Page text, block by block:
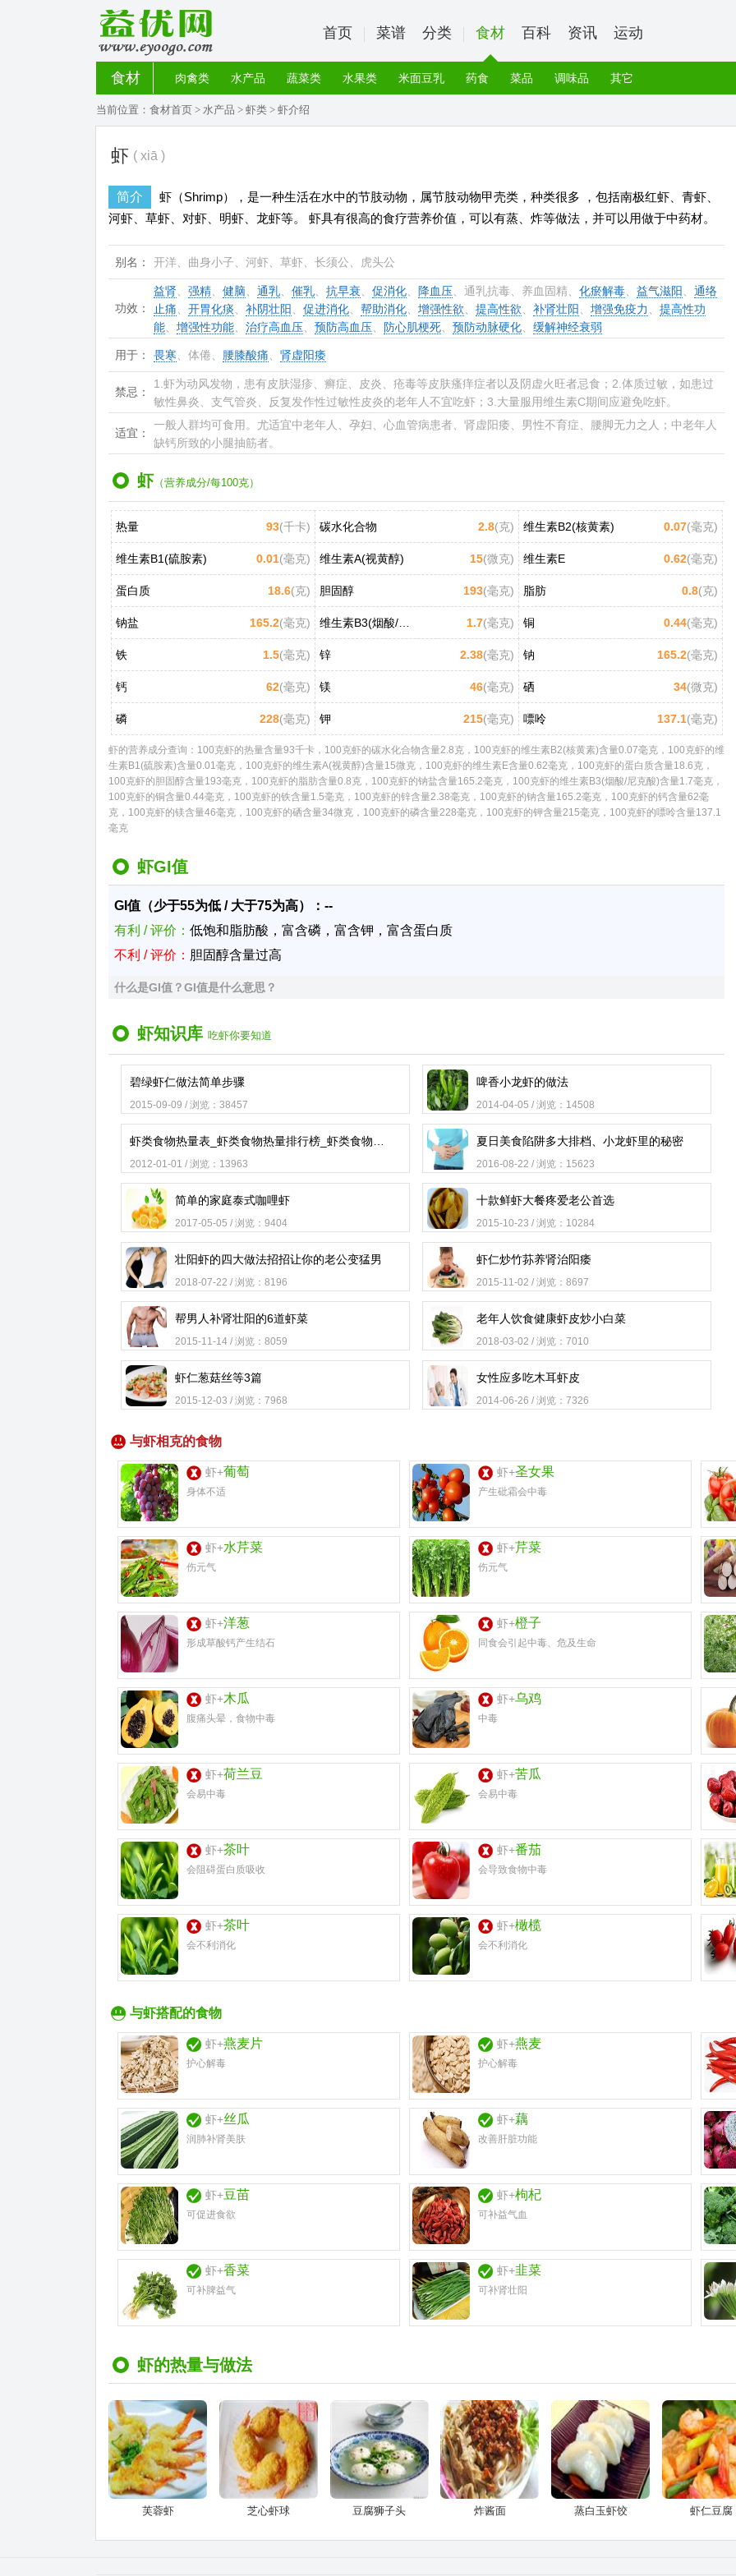
首页 菜谱 分类 食材 百科 资讯 运动
食材 肉禽类 水产品 蔬菜类 水果类 米面豆乳 药食 菜品 调味品 其它
当前位置： 食材首页 > 水产品 > 虾类 > 虾介绍
虾 ( xiā )
简介
虾（Shrimp），是一种生活在水中的节肢动物，属节肢动物甲壳类，种类很多 ，包括南极红虾、青虾、
河虾、草虾、对虾、明虾、龙虾等。 虾具有很高的食疗营养价值，可以有蒸、炸等做法，并可以用做于中药材。
别名： 开洋、曲身小子、河虾、草虾、长须公、虎头公
功效：
益肾 强精 健脑 通乳 催乳 抗早衰 促消化 降血压 、通乳抗毒、养血固精、 化瘀解毒 益气滋阳
通络
止痛
开胃化痰 补阴壮阳 促进消化 帮助消化 增强性欲 提高性欲 补肾壮阳 增强免疫力
提高性功
能
增强性功能 治疗高血压 预防高血压 防心肌梗死 预防动脉硬化 缓解神经衰弱
用于： 畏寒 、体倦、 腰膝酸痛 肾虚阳痿
禁忌：
1.虾为动风发物，患有皮肤湿疹、癣症、皮炎、疮毒等皮肤瘙痒症者以及阴虚火旺者忌食；2.体质过敏，如患过
敏性鼻炎、支气管炎、反复发作性过敏性皮炎的老年人不宜吃虾；3.大量服用维生素C期间应避免吃虾。
适宜：
一般人群均可食用。尤适宜中老年人、孕妇、心血管病患者、肾虚阳痿、男性不育症、腰脚无力之人；中老年人
缺钙所致的小腿抽筋者。
虾 （营养成分/每100克）
热量 93(千卡) 碳水化合物 2.8(克) 维生素B2(核黄素) 0.07(毫克)
维生素B1(硫胺素) 0.01(毫克) 维生素A(视黄醇) 15(微克) 维生素E 0.62(毫克)
蛋白质 18.6(克) 胆固醇 193(毫克) 脂肪 0.8(克)
钠盐 165.2(毫克) 维生素B3(烟酸/尼克酸) 1.7(毫克) 铜 0.44(毫克)
铁 1.5(毫克) 锌 2.38(毫克) 钠 165.2(毫克)
钙 62(毫克) 镁 46(毫克) 硒 34(微克)
磷 228(毫克) 钾 215(毫克) 嘌呤 137.1(毫克)
虾的营养成分查询：100克虾的热量含量93千卡，100克虾的碳水化合物含量2.8克，100克虾的维生素B2(核黄素)含量0.07毫克，100克虾的维
生素B1(硫胺素)含量0.01毫克，100克虾的维生素A(视黄醇)含量15微克，100克虾的维生素E含量0.62毫克，100克虾的蛋白质含量18.6克，
100克虾的胆固醇含量193毫克，100克虾的脂肪含量0.8克，100克虾的钠盐含量165.2毫克，100克虾的维生素B3(烟酸/尼克酸)含量1.7毫克，
100克虾的铜含量0.44毫克，100克虾的铁含量1.5毫克，100克虾的锌含量2.38毫克，100克虾的钠含量165.2毫克，100克虾的钙含量62毫
克，100克虾的镁含量46毫克，100克虾的硒含量34微克，100克虾的磷含量228毫克，100克虾的钾含量215毫克，100克虾的嘌呤含量137.1
毫克
虾GI值
GI值（少于55为低 / 大于75为高）：--
有利 / 评价： 低饱和脂肪酸，富含磷，富含钾，富含蛋白质
不利 / 评价： 胆固醇含量过高
什么是GI值？GI值是什么意思？
虾知识库 吃虾你要知道
碧绿虾仁做法简单步骤
2015-09-09 / 浏览：38457
啤香小龙虾的做法
2014-04-05 / 浏览：14508
2012-01-01 / 浏览：13963
夏日美食陷阱多大排档、小龙虾里的秘密
2016-08-22 / 浏览：15623
简单的家庭泰式咖哩虾
2017-05-05 / 浏览：9404
十款鲜虾大餐疼爱老公首选
2015-10-23 / 浏览：10284
壮阳虾的四大做法招招让你的老公变猛男
2018-07-22 / 浏览：8196
虾仁炒竹荪养肾治阳痿
2015-11-02 / 浏览：8697
帮男人补肾壮阳的6道虾菜
2015-11-14 / 浏览：8059
老年人饮食健康虾皮炒小白菜
2018-03-02 / 浏览：7010
虾仁葱菇丝等3篇
2015-12-03 / 浏览：7968
女性应多吃木耳虾皮
2014-06-26 / 浏览：7326
与虾相克的食物
虾+葡萄
身体不适
虾+圣女果
产生砒霜会中毒
虾+水芹菜
伤元气
虾+芹菜
伤元气
虾+洋葱
形成草酸钙产生结石
虾+橙子
同食会引起中毒、危及生命
虾+木瓜
腹痛头晕，食物中毒
虾+乌鸡
中毒
虾+荷兰豆
会易中毒
虾+苦瓜
会易中毒
虾+茶叶
会阻碍蛋白质吸收
虾+番茄
会导致食物中毒
虾+茶叶
会不利消化
虾+橄榄
会不利消化
与虾搭配的食物
虾+燕麦片
护心解毒
虾+燕麦
护心解毒
虾+丝瓜
润肺补肾美肤
虾+藕
改善肝脏功能
虾+豆苗
可促进食欲
虾+枸杞
可补益气血
虾+香菜
可补脾益气
虾+韭菜
可补肾壮阳
虾的热量与做法
芙蓉虾 芝心虾球 豆腐狮子头 炸酱面 蒸白玉虾饺 虾仁豆腐